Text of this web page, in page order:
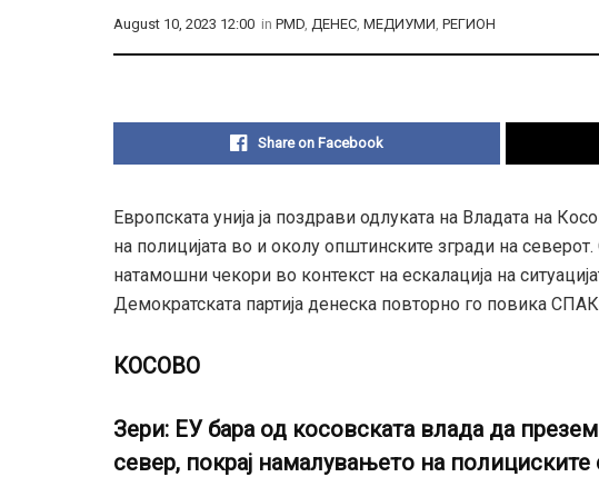
August 10, 2023 12:00 in PMD, ДЕНЕС, МЕДИУМИ, РЕГИОН
Share on Facebook
Европската унија ја поздрави одлуката на Владата на
на полицијата во и околу општинските згради на
натамошни чекори во контекст на ескалација на
Демократската партија денеска повторно го повика СПАК
КОСОВО
Зери: ЕУ бара од косовската влада да
север, покрај намалувањето на полициските